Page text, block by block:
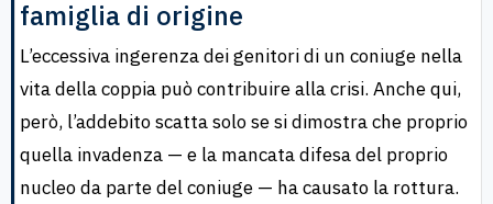
famiglia di origine
L’eccessiva ingerenza dei genitori di un coniuge nella
vita della coppia può contribuire alla crisi. Anche qui,
però, l’addebito scatta solo se si dimostra che proprio
quella invadenza — e la mancata difesa del proprio
nucleo da parte del coniuge — ha causato la rottura.